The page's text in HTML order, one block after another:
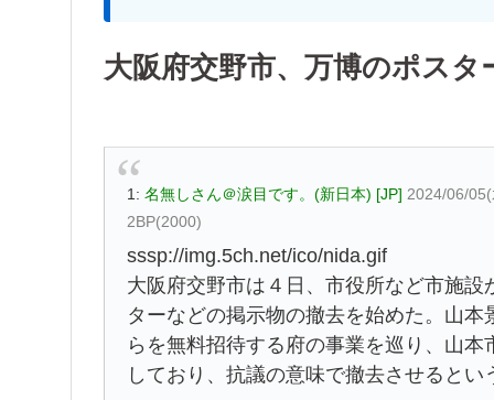
大阪府交野市、万博のポスタ
1: 名無しさん＠涙目です。(新日本) [JP] 2024/06/
2BP(2000)
sssp://img.5ch.net/ico/nida.gif
大阪府交野市は４日、市役所など市施
ターなどの掲示物の撤去を始めた。山
らを無料招待する府の事業を巡り、山
しており、抗議の意味で撤去させるとい